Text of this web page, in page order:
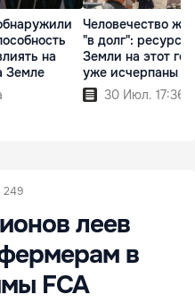
на
Земле
Человечество
"в долг": ресурсы
Земли на этот год
уже исчерпаны
30 Июл. 17:36
249
леев
в
FCA